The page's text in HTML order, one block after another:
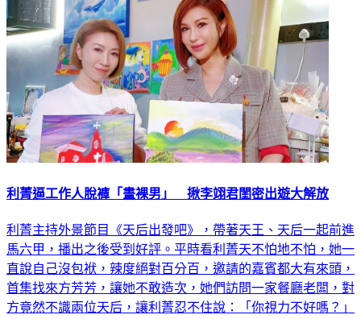
利菁主持外景節目《天后出發吧》，帶著天王、天后一起前進
馬六甲，播出之後受到好評。平時看利菁天不怕地不怕，她一
直說自己沒包袱，辣度絕對百分百，邀請的嘉賓都大有來頭，
首集找來方芳芳，讓她不敢造次，她們訪問一家餐廳老闆，對